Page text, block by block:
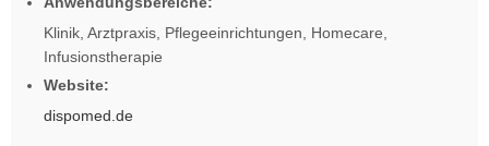
Klinik, Arztpraxis, Pflegeeinrichtungen, Homecare,
Infusionstherapie
Website:
dispomed.de